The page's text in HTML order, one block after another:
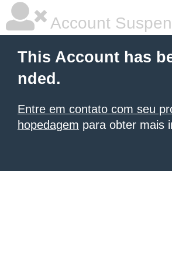
Account
This Account has
nded.
Entre em contato com seu
hopedagem para obter mais